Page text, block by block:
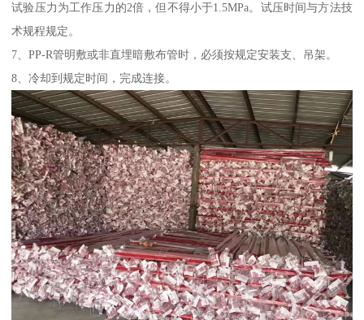
试验压力为工作压力的2倍，但不得小于1.5MPa。试压时间与方法技
术规程规定。
7、PP-R管明敷或非直埋暗敷布管时，必须按规定安装支、吊架。
8、冷却到规定时间，完成连接。